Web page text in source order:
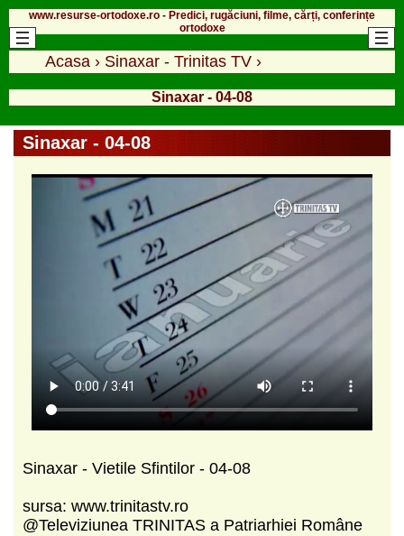
www.resurse-ortodoxe.ro - Predici, rugăciuni, filme, cărți, conferințe
ortodoxe
Acasa › Sinaxar - Trinitas TV ›
Sinaxar - 04-08
Sinaxar - 04-08
Sinaxar - Vietile Sfintilor - 04-08
sursa: www.trinitastv.ro
@Televiziunea TRINITAS a Patriarhiei Române